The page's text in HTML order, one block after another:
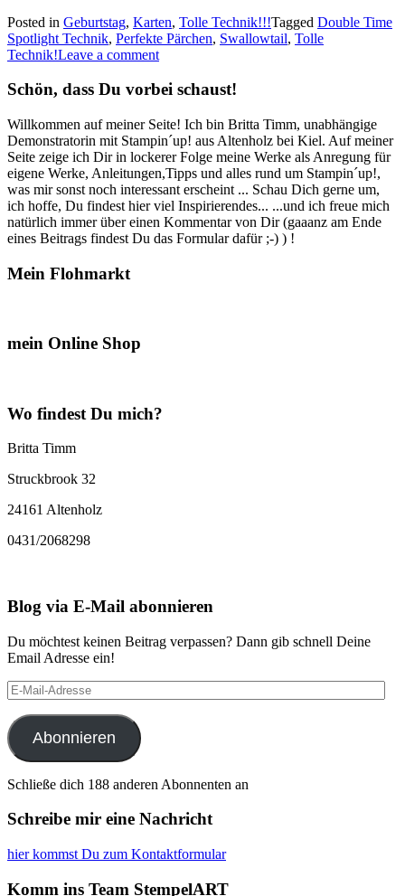
–
Posted in Geburtstag, Karten, Tolle Technik!!!Tagged Double Time
Spotlight Technik, Perfekte Pärchen, Swallowtail, Tolle
Technik!Leave a comment
Schön, dass Du vorbei schaust!
Willkommen auf meiner Seite! Ich bin Britta Timm, unabhängige
Demonstratorin mit Stampin´up! aus Altenholz bei Kiel. Auf meiner
Seite zeige ich Dir in lockerer Folge meine Werke als Anregung für
eigene Werke, Anleitungen,Tipps und alles rund um Stampin´up!,
was mir sonst noch interessant erscheint ... Schau Dich gerne um,
ich hoffe, Du findest hier viel Inspirierendes... ...und ich freue mich
natürlich immer über einen Kommentar von Dir (gaaanz am Ende
eines Beitrags findest Du das Formular dafür ;-) ) !
Mein Flohmarkt
mein Online Shop
Wo findest Du mich?
Britta Timm
Struckbrook 32
24161 Altenholz
0431/2068298
Blog via E-Mail abonnieren
Du möchtest keinen Beitrag verpassen? Dann gib schnell Deine
Email Adresse ein!
E-
Mail-
Adresse
Abonnieren
Schließe dich 188 anderen Abonnenten an
Schreibe mir eine Nachricht
hier kommst Du zum Kontaktformular
Komm ins Team StempelART